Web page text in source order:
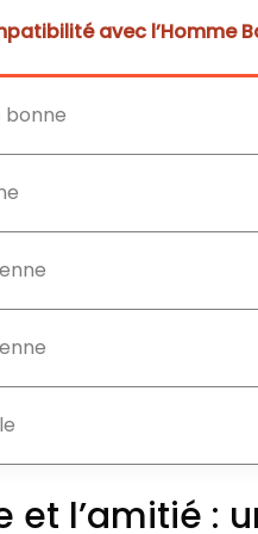
avec l’Homme
bonne
et l’amitié :